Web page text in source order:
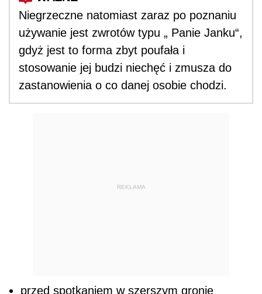
Niegrzeczne natomiast zaraz po poznaniu
używanie jest zwrotów typu „ Panie Janku“,
gdyż jest to forma zbyt poufała i
stosowanie jej budzi niechęć i zmusza do
zastanowienia o co danej osobie chodzi.
REKLAMA
przed spotkaniem w szerszym gronie